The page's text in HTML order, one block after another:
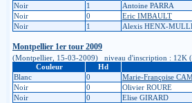
Noir
1 Antoine PARRA
Noir
0 Eric IMBAULT
Noir
1 Alexis HENX-
Montpellier 1er tour 2009
(Montpellier, 15-03-2009) niveau d'inscription : 12K
Couleur
Hd
Blanc
0 Marie-Françoise
Noir
0 Olivier ROURE
Noir
0 Elise GIRARD